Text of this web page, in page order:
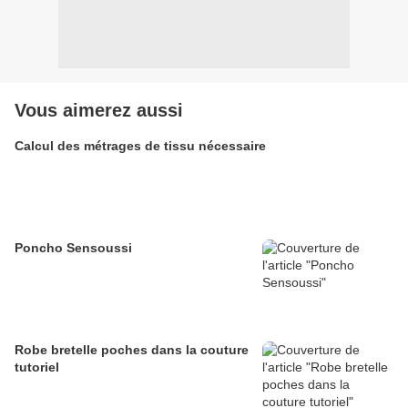
Vous aimerez aussi
Calcul des métrages de tissu nécessaire
Poncho Sensoussi
Robe bretelle poches dans la couture
tutoriel